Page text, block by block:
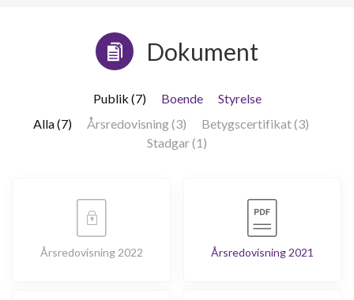
Dokument
Publik (7) Boende
Styrelse
Alla (7)
Årsredovisning (3)
Betygscertifikat (3)
Stadgar (1)
Årsredovisning 2022 Årsredovisning 2021